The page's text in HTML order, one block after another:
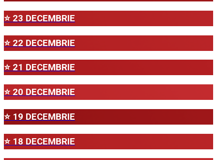
⭐ 23 DECEMBRIE
⭐ 22 DECEMBRIE
⭐ 21 DECEMBRIE
⭐ 20 DECEMBRIE
⭐ 19 DECEMBRIE
⭐ 18 DECEMBRIE